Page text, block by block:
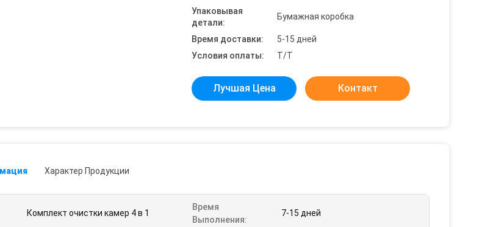
Упаковывая
детали:
Бумажная коробка
Время доставки:
5-15 дней
Условия оплаты:
T/T
Лучшая Цена Контакт
Характер Продукции
Комплект очистки камер 4 в 1
Время
Выполнения:
7-15 дней